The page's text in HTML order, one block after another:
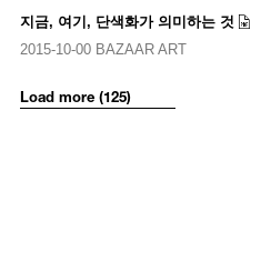
지금, 여기, 단색화가 의미하는 것
2015-10-00 BAZAAR ART
Load more (125)